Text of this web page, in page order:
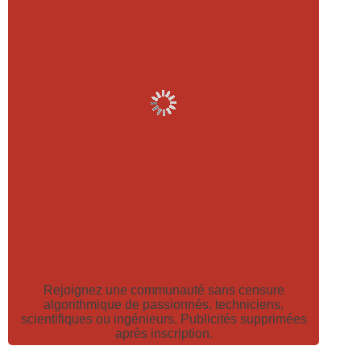
Rejoignez une communauté sans censure
algorithmique de passionnés, techniciens,
scientifiques ou ingénieurs. Publicités supprimées
après inscription.